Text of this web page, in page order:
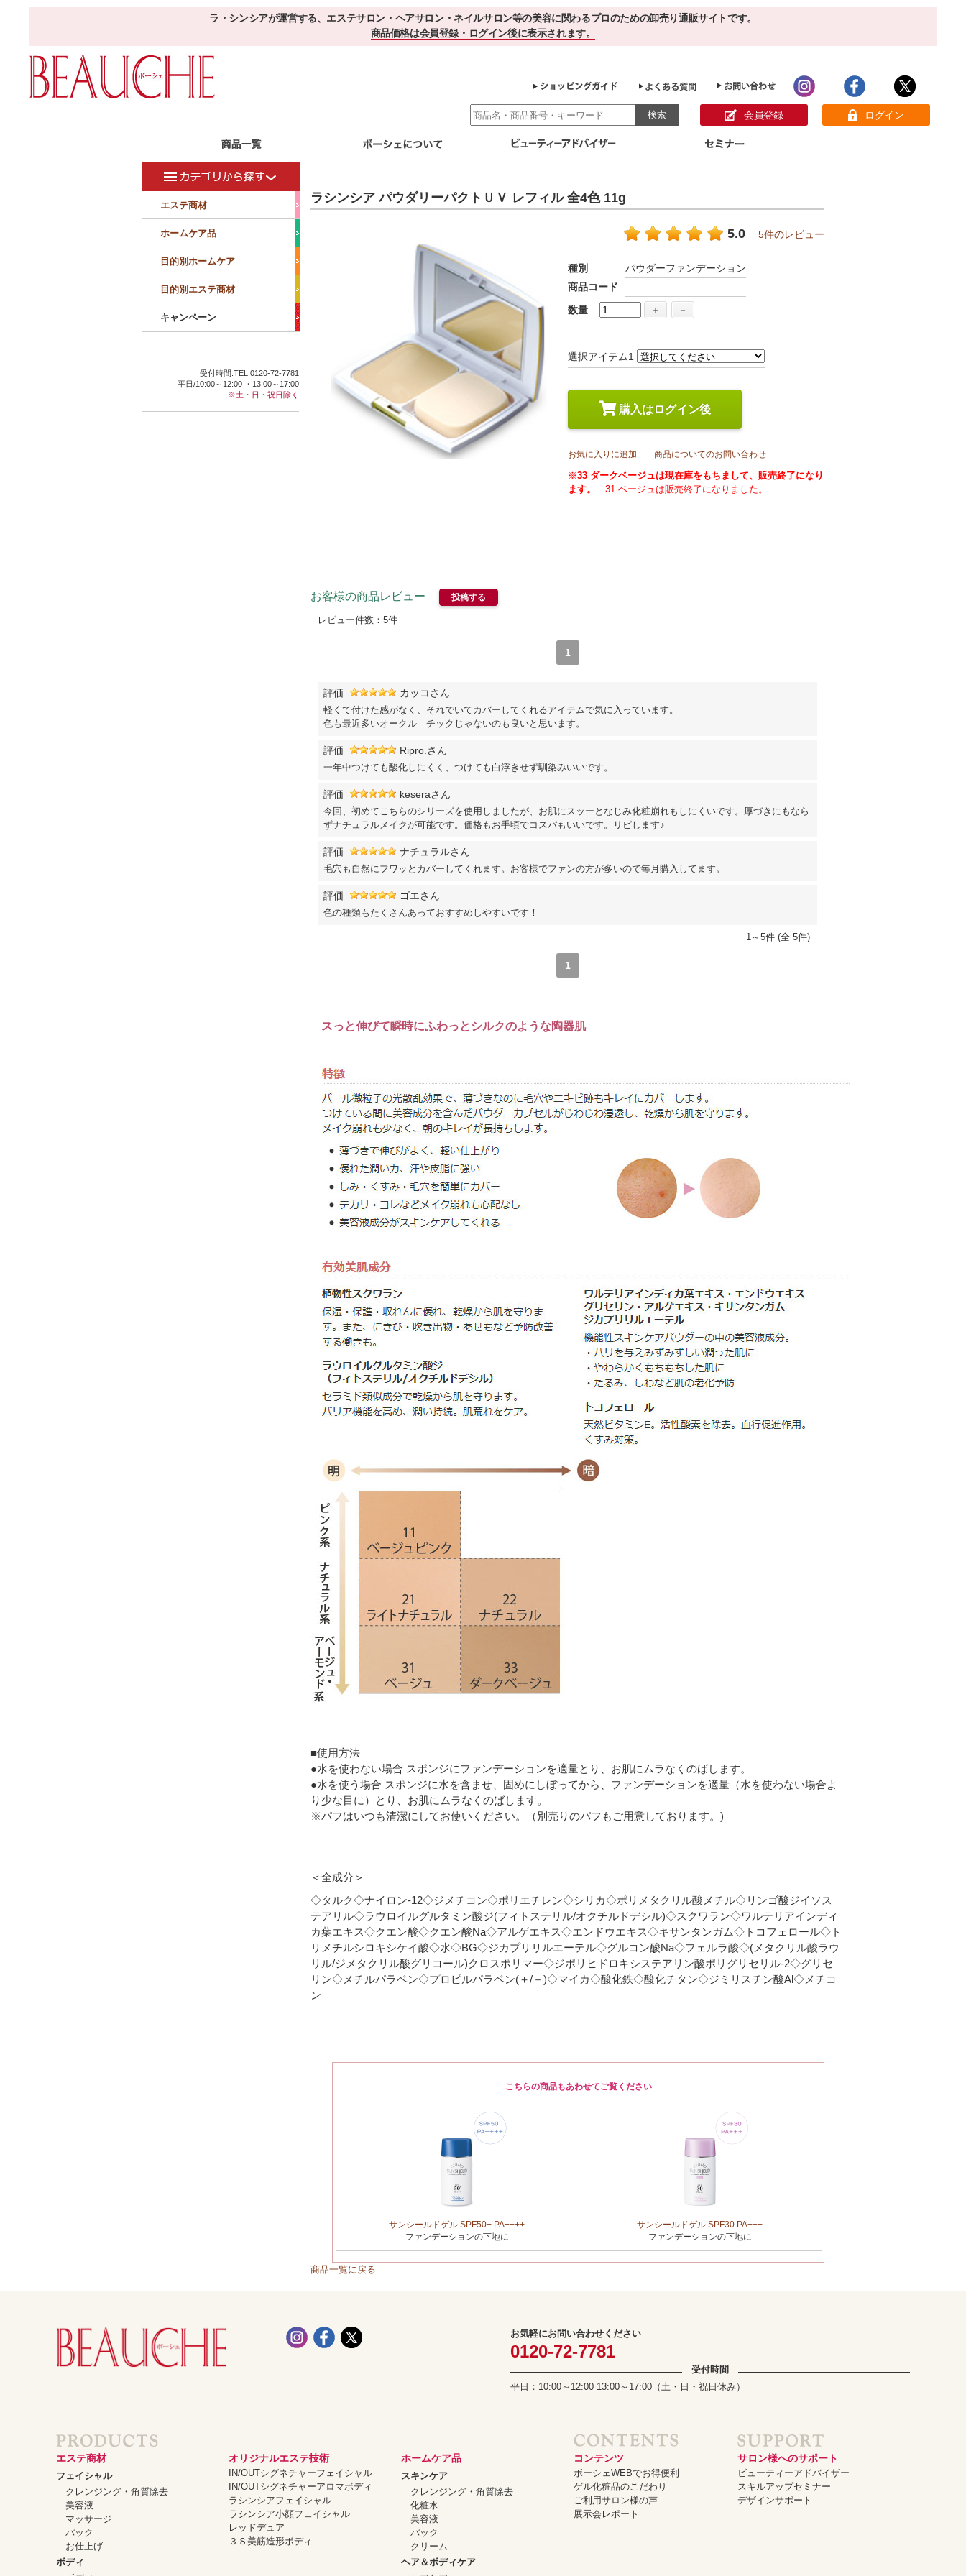
ラ・シンシアが運営する、エステサロン・ヘアサロン・ネイルサロン等の美容に関わるプロのための卸売り通販サイトです。
商品価格は会員登録・ログイン後に表示されます。
会員登録 ログイン
美容液 美白 小顔・痩顔
スキンケア
ヘアケア
健康食品
サプリメント ドリンク お茶
その他
スペシャルケア
アンチエイジング
エステ商材
ホームケア品
目的別ホームケア
目的別エステ商材
キャンペーン
受付時間:TEL:0120-72-7781
平日/10:00～12:00 ・13:00～17:00
※土・日・祝日除く
ラシンシア パウダリーパクトＵＶ レフィル 全4色 11g
5.0 5件のレビュー
種別
パウダーファンデーション
商品コード
数量
＋ －
選択アイテム1
購入はログイン後
お気に入りに追加 商品についてのお問い合わせ
※33 ダークベージュは現在庫をもちまして、販売終了になり
ます。 31 ベージュは販売終了になりました。
お客様の商品レビュー 投稿する
レビュー件数： 5件
1
評価 カッコさん
軽くて付けた感がなく、それでいてカバーしてくれるアイテムで気に入っています。
色も最近多いオークル チックじゃないのも良いと思います。
評価 Ripro.さん
一年中つけても酸化しにくく、つけても白浮きせず馴染みいいです。
評価 keseraさん
今回、初めてこちらのシリーズを使用しましたが、お肌にスッーとなじみ化粧崩れもしにくいです。厚づきにもなら
ずナチュラルメイクが可能です。価格もお手頃でコスパもいいです。リピします♪
評価 ナチュラルさん
毛穴も自然にフワッとカバーしてくれます。お客様でファンの方が多いので毎月購入してます。
評価 ゴエさん
色の種類もたくさんあっておすすめしやすいです！
1～5件 (全 5件)
1
スっと伸びて瞬時にふわっとシルクのような陶器肌
■使用方法
●水を使わない場合 スポンジにファンデーションを適量とり、お肌にムラなくのばします。
●水を使う場合 スポンジに水を含ませ、固めにしぼってから、ファンデーションを適量（水を使わない場合よ
り少な目に）とり、お肌にムラなくのばします。
※パフはいつも清潔にしてお使いください。（別売りのパフもご用意しております。)
＜全成分＞
◇タルク◇ナイロン-12◇ジメチコン◇ポリエチレン◇シリカ◇ポリメタクリル酸メチル◇リンゴ酸ジイソス
テアリル◇ラウロイルグルタミン酸ジ(フィトステリル/オクチルドデシル)◇スクワラン◇ワルテリアインディ
カ葉エキス◇クエン酸◇クエン酸Na◇アルゲエキス◇エンドウエキス◇キサンタンガム◇トコフェロール◇ト
リメチルシロキシケイ酸◇水◇BG◇ジカプリリルエーテル◇グルコン酸Na◇フェルラ酸◇(メタクリル酸ラウ
リル/ジメタクリル酸グリコール)クロスポリマー◇ジポリヒドロキシステアリン酸ポリグリセリル-2◇グリセ
リン◇メチルパラベン◇プロピルパラベン(＋/－)◇マイカ◇酸化鉄◇酸化チタン◇ジミリスチン酸Al◇メチコ
ン
こちらの商品もあわせてご覧ください
サンシールドゲル SPF50+ PA++++
ファンデーションの下地に
サンシールドゲル SPF30 PA+++
ファンデーションの下地に
商品一覧に戻る
お気軽にお問い合わせください
0120-72-7781
受付時間
平日：10:00～12:00 13:00～17:00（土・日・祝日休み）
エステ商材
フェイシャル
クレンジング・角質除去
美容液
マッサージ
パック
お仕上げ
ボディ
オリジナルエステ技術
IN/OUTシグネチャーフェイシャル
IN/OUTシグネチャーアロマボディ
ラシンシアフェイシャル
ラシンシア小顔フェイシャル
レッドデュア
３Ｓ美筋造形ボディ
ホームケア品
スキンケア
クレンジング・角質除去
化粧水
美容液
パック
クリーム
ヘア＆ボディケア
コンテンツ
ボーシェWEBでお得便利
ゲル化粧品のこだわり
ご利用サロン様の声
展示会レポート
サロン様へのサポート
ビューティーアドバイザー
スキルアップセミナー
デザインサポート